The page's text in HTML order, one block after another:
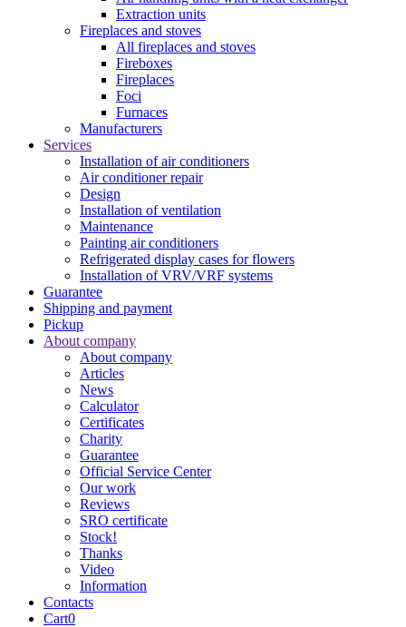
Extraction units
Fireplaces and stoves
All fireplaces and stoves
Fireboxes
Fireplaces
Foci
Furnaces
Manufacturers
Services
Installation of air conditioners
Air conditioner repair
Design
Installation of ventilation
Maintenance
Painting air conditioners
Refrigerated display cases for flowers
Installation of VRV/VRF systems
Guarantee
Shipping and payment
Pickup
About company
About company
Articles
News
Calculator
Certificates
Charity
Guarantee
Official Service Center
Our work
Reviews
SRO certificate
Stock!
Thanks
Video
Information
Contacts
Cart0